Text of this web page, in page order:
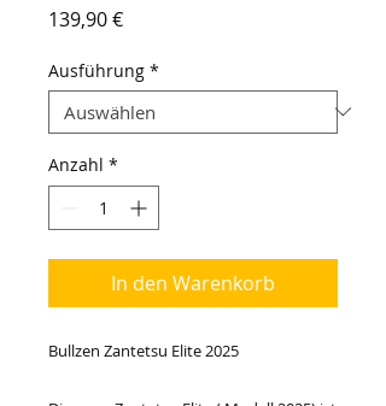
139,90 €Preis
Ausführung *
Anzahl *
In den Warenkorb
Bullzen Zantetsu Elite 2025